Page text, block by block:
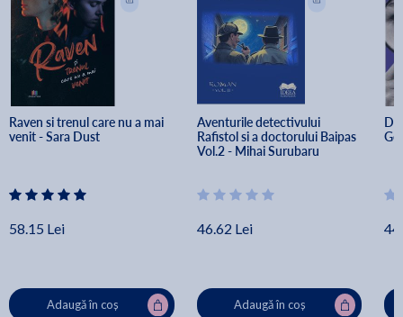
Raven si trenul care nu a mai
venit - Sara Dust
58.15 Lei
Adaugă în coș
Aventurile detectivului
Rafistol si a doctorului Baipas
Vol.2 - Mihai Surubaru
46.62 Lei
Adaugă în coș